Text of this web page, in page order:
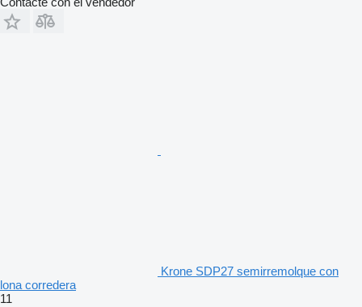
Krone SDP27 semirremolque con
lona corredera
11